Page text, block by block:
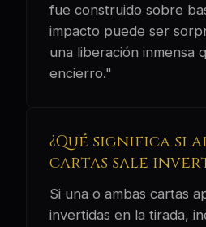
fue construido sobre
impacto puede ser
una liberación inmensa
encierro."
¿Qué significa si
cartas sale
Si una o ambas cartas
invertidas en la tirada,